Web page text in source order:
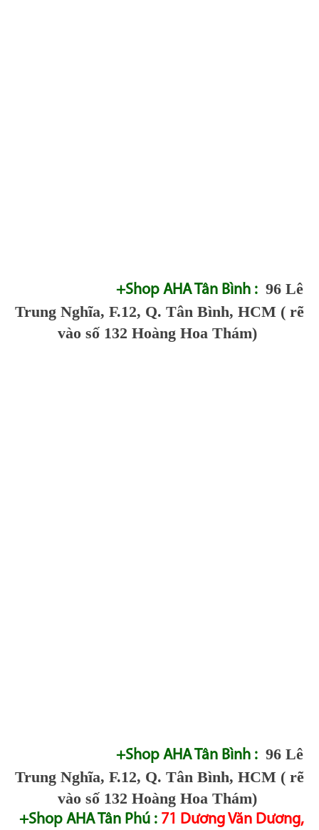
+Shop AHA Tân Bình : 96 Lê
Trung Nghĩa, F.12, Q. Tân Bình, HCM ( rẽ
vào số 132 Hoàng Hoa Thám)
+Shop AHA Tân Bình : 96 Lê
Trung Nghĩa, F.12, Q. Tân Bình, HCM ( rẽ
vào số 132 Hoàng Hoa Thám)
+Shop AHA Tân Phú : 71 Dương Văn Dương,